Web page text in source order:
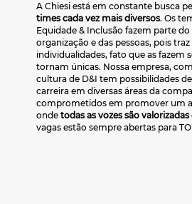
A Chiesi está em constante busca
times cada vez mais diversos. Os
Equidade & Inclusão fazem parte do
organização e das pessoas, pois traz
individualidades, fato que as fazem
tornam únicas. Nossa empresa,
cultura de D&I tem possibilidades
carreira em diversas áreas da
comprometidos em promover um
onde todas as vozes são valorizadas
vagas estão sempre abertas para